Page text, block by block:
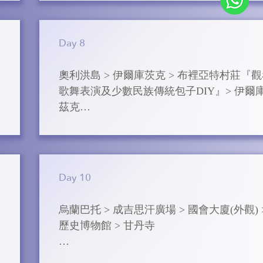
➢ 奧利洪島(安排乘坐氣墊船)
奧利洪島是世界第四⼤湖泊島嶼、西伯利亞
的最⼤島 嶼。於奧利洪島四周⽔域展開滑
驗，氣墊船是⾙加爾 湖冬天⾮常特別的交
具，相較於⾞輛，氣墊船⾏駛⽅ 向在⾙加
冰⾯上較不受結冰狀態所限制，可以安全地
⾏經過各個稀少⼈煙的⻆落。沿途可以充分
⾛⾙加爾湖的南線，看的是蒼茫的⼭脈和透
的冰⾯。南 端冰⾯平整通透，像⼀望無際
⼦⼀般，平和、秀美， 在⾙加爾湖南線還
Day 8
奧利洪島 > 伊爾庫茨克 > 布裡亞特村莊『
歌舞表演及少數民族傳統包子DIY』> 伊爾
茲克
➢ 布⾥亞特村
布⾥亞特⼈是分佈在俄羅斯、蒙古國和中國
些地⽅的蒙 古族，使⽤布⾥亞特語，村內
到布⾥亞特⼈的歷史及 ⽣活習慣。
【伊爾庫茨克】5星級Botique Hotel Hitory
Day 10
烏蘭巴托 > 成吉思汗廣場 > 國會⼤廈(外觀)
歷史博物館 > ⽢丹寺